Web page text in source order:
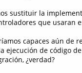
sustituir la
que usaran
capaces aún de
ejecución de código
¿verdad?